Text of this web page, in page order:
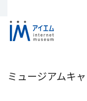
ミュージアムキ